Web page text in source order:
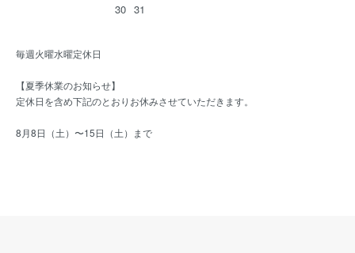
30 31
毎週火曜水曜定休日
【夏季休業のお知らせ】
定休日を含め下記のとおりお休みさせていただきます。
8月8日（土）〜15日（土）まで